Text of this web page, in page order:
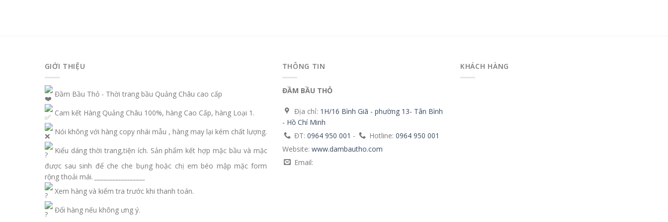
GIỚI THIỆU
Đầm Bầu Thỏ - Thời trang bầu Quảng Châu cao cấp
Cam kết Hàng Quảng Châu 100%, hàng Cao Cấp, hàng Loại 1.
Nói không với hàng copy nhái mẫu , hàng may lại kém chất lượng.
Kiểu dáng thời trang,tiện ích. Sản phẩm kết hợp mặc bầu và mặc
được sau sinh để che che bụng hoặc chị em béo mập mặc form
rộng thoải mái.
Xem hàng và kiểm tra trước khi thanh toán.
Đổi hàng nếu không ưng ý.
THÔNG TIN
ĐẦM BẦU THỎ
Địa chỉ: 1H/16 Bình Giã - phường 13- Tân Bình
- Hồ Chí Minh
ĐT: 0964 950 001 - Hotline: 0964 950 001
Website: www.dambautho.com
Email:
KHÁCH HÀNG